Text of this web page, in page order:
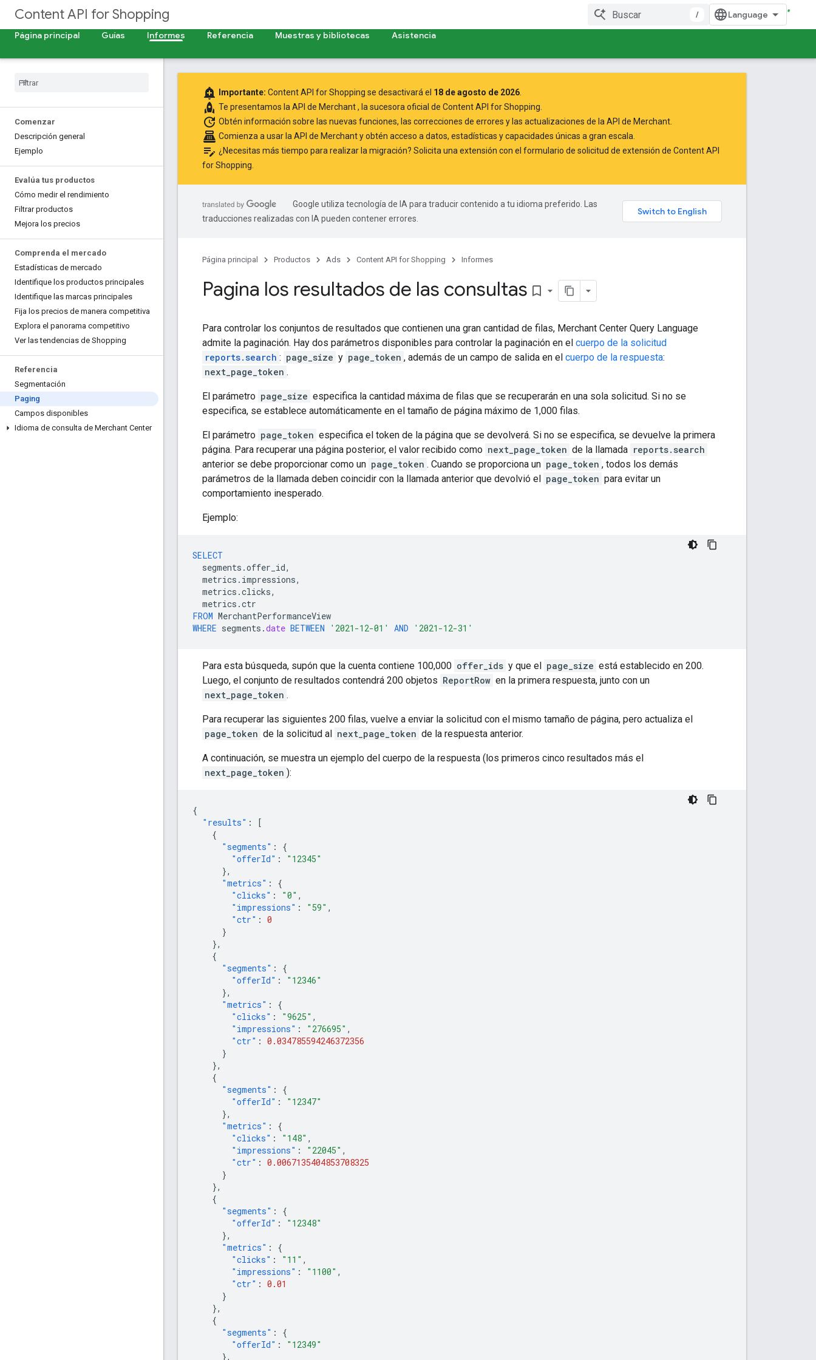
Content API for Shopping
/
Página principal
Guías Informes Referencia Muestras y bibliotecas Asistencia
Comenzar
Descripción general
Ejemplo
Evalúa tus productos
Cómo medir el rendimiento
Filtrar productos
Mejora los precios
Comprenda el mercado
Estadísticas de mercado
Identifique los productos principales
Identifique las marcas principales
Fija los precios de manera competitiva
Explora el panorama competitivo
Ver las tendencias de Shopping
Referencia
Segmentación
Paging
Campos disponibles
Idioma de consulta de Merchant Center
add_alert Importante: Content API for Shopping se desactivará el 18 de agosto de 2026
rocket Te presentamos la API de Merchant, la sucesora oficial de Content API for Shopping.
update Obtén información sobre las nuevas funciones, las correcciones de errores y las actualizaciones de la API de Merchant.
point_of_sale Comienza a usar la API de Merchanty obtén acceso a datos, estadísticas y capacidades únicas a gran escala.
edit_note ¿Necesitas más tiempo para realizar la migración? Solicita una extensión con el formulario de solicitud de extensión de Content API
for Shopping
Google utiliza tecnología de IA para traducir contenido a tu idioma preferido. Las
traducciones realizadas con IA pueden contener errores.
Página principal Productos Ads Content API for Shopping Informes
Pagina los resultados de las consultas bookmark_border
Para controlar los conjuntos de resultados que contienen una gran cantidad de filas, Merchant Center Query Language
admite la paginación. Hay dos parámetros disponibles para controlar la paginación en el cuerpo de la solicitud
reports.search : page_size y page_token , además de un campo de salida en el cuerpo de la respuesta:
next_page_token .
El parámetro page_size especifica la cantidad máxima de filas que se recuperarán en una sola solicitud. Si no se
especifica, se establece automáticamente en el tamaño de página máximo de 1,000 filas.
El parámetro page_token especifica el token de la página que se devolverá. Si no se especifica, se devuelve la primera
página. Para recuperar una página posterior, el valor recibido como next_page_token de la llamada reports.search
anterior se debe proporcionar como un page_token . Cuando se proporciona un page_token , todos los demás
parámetros de la llamada deben coincidir con la llamada anterior que devolvió el page_token para evitar un
comportamiento inesperado.
Ejemplo:
SELECT
segments .offer_id,
metrics . impressions,
metrics .clicks,
metrics .ctr
FROM MerchantPerformanceView
WHERE segments .date BETWEEN '2021-12-01' AND '2021-12-31'
Para esta búsqueda, supón que la cuenta contiene 100,000 offer_ids y que el page_size está establecido en 200.
Luego, el conjunto de resultados contendrá 200 objetos ReportRow en la primera respuesta, junto con un
next_page_token .
Para recuperar las siguientes 200 filas, vuelve a enviar la solicitud con el mismo tamaño de página, pero actualiza el
page_token de la solicitud al next_page_token de la respuesta anterior.
A continuación, se muestra un ejemplo del cuerpo de la respuesta (los primeros cinco resultados más el
next_page_token ):
{
"results" :
[
{
"segments" :
{
"offerId" :
"12345"
},
"metrics" :
{
"clicks" : "0" ,
"impressions" : "59" ,
"ctr" : 0
}
},
{
"segments" :
{
"offerId" :
"12346"
},
"metrics" :
{
"clicks" : "9625" ,
"impressions" : "276695" ,
"ctr" : 0.034785594246372356
}
},
{
"segments" :
{
"offerId" :
"12347"
},
"metrics" :
{
"clicks" : "148" ,
"impressions" : "22045" ,
"ctr" : 0.0067135404853708325
}
},
{
"segments" :
{
"offerId" :
"12348"
},
"metrics" :
{
"clicks" : "11" ,
"impressions" : "1100" ,
"ctr" : 0.01
}
},
{
"segments" :
{
"offerId" :
"12349"
},